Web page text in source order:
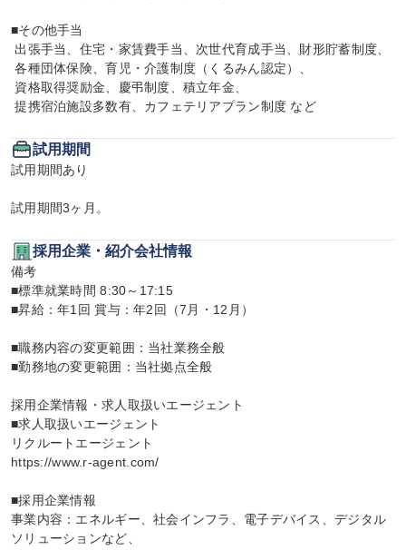
■その他手当
各種団体保険、育児・介護制度（くるみん認定）、
提携宿泊施設多数有、カフェテリアプラン制度 など
試用期間
試用期間あり
試用期間3ヶ月。
採用企業・紹介会社情報
備考
■標準就業時間 8:30～17:15
■昇給：年1回 賞与：年2回（7月・12月）
■職務内容の変更範囲：当社業務全般
■勤務地の変更範囲：当社拠点全般
採用企業情報・求人取扱いエージェント
■求人取扱いエージェント
リクルートエージェント
https://www.r-agent.com/
■採用企業情報
事業内容：エネルギー、社会インフラ、電子デバイス、デジタル
ソリューションなど、